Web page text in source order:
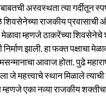
अस्वस्थता त्या गर्दीतून
शिवसेनेच्या राजकीय प्रवासाची
म्हणजे ठाकरेंच्या शिवसेनेचे
निर्माण झाली. हा फक्त पक्षाचा
आवाज होता. पुढे
जे महत्त्वाचे स्थान मिळाले
म्हणजे एका नव्या राजकीय